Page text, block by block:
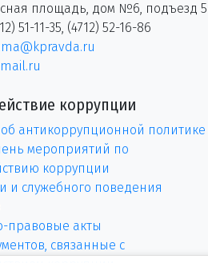
площадь, дом №6, подъезд 5
51-11-35, (4712) 52-16-86
коррупции
антикоррупционной политике
мероприятий по
коррупции
и служебного поведения
правовые акты
связанные с